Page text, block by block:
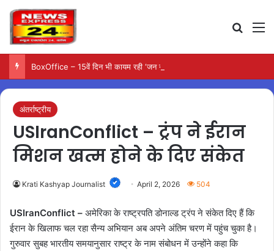
अंतर्राष्ट्रीय
USIranConflict – ट्रंप ने ईरान
मिशन खत्म होने के दिए संकेत
Krati Kashyap Journalist April 2, 2026 504
USIranConflict – अमेरिका के राष्ट्रपति डोनाल्ड ट्रंप ने संकेत दिए हैं कि
ईरान के खिलाफ चल रहा सैन्य अभियान अब अपने अंतिम चरण में पहुंच चुका है।
गुरुवार सुबह भारतीय समयानुसार राष्ट्र के नाम संबोधन में उन्होंने कहा कि